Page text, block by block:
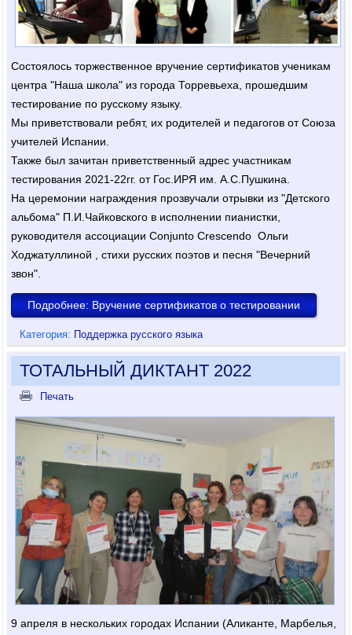
Состоялось торжественное вручение сертификатов ученикам
центра "Наша школа" из города Торревьеха, прошедшим
тестирование по русскому языку.
Мы приветствовали ребят, их родителей и педагогов от Союза
учителей Испании.
Также был зачитан приветственный адрес участникам
тестирования 2021-22гг. от Гос.ИРЯ им. А.С.Пушкина.
На церемонии награждения прозвучали отрывки из "Детского
альбома" П.И.Чайковского в исполнении пианистки,
руководителя ассоциации Conjunto Crescendo Ольги
Ходжатуллиной , стихи русских поэтов и песня "Вечерний
звон".
Подробнее: Вручение сертификатов о тестировании
Категория: Поддержка русского языка
ТОТАЛЬНЫЙ ДИКТАНТ 2022
Печать
9 апреля в нескольких городах Испании (Аликанте, Марбелья,